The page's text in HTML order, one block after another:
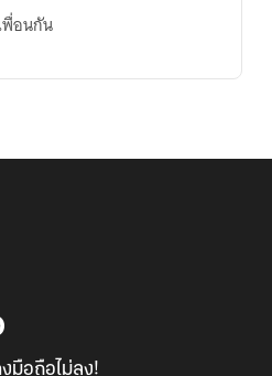
พื่อนกัน
มือถือไม่ลง!